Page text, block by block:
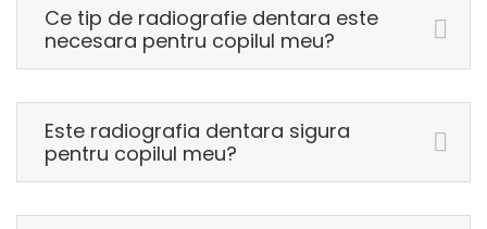
Ce tip de radiografie dentara este
necesara pentru copilul meu?
Este radiografia dentara sigura
pentru copilul meu?